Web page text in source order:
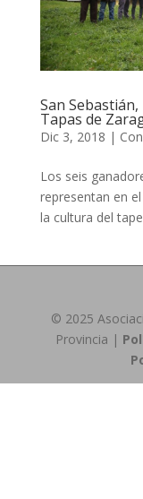
San
Tapas de
Dic 3, 2018 |
Los seis
representan en
la cultura del
© 2025
Provincia |